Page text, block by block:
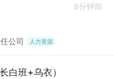
8分钟前
公司 人力资源
白班+乌衣）